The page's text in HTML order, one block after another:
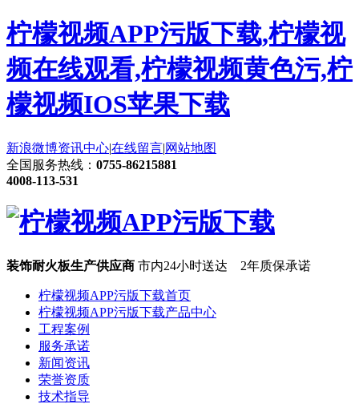
柠檬视频APP污版下载,柠檬视
频在线观看,柠檬视频黄色污,柠
檬视频IOS苹果下载
新浪微博资讯中心|在线留言|网站地图
全国服务热线： 0755-86215881
4008-113-531
装饰耐火板生产供应商 市内24小时送达 2年质保承诺
柠檬视频APP污版下载首页
柠檬视频APP污版下载产品中心
工程案例
服务承诺
新闻资讯
荣誉资质
技术指导